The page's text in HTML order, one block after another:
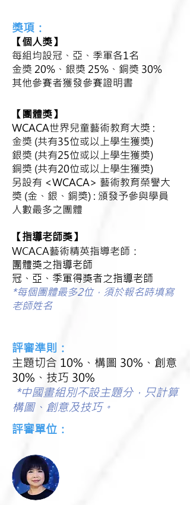
獎項：
【個人獎】
每組均設冠、亞、季軍各1名
金獎 20%、銀獎 25%、銅獎 30%
其他參賽者獲發參賽證明書
【團體獎】
WCACA世界兒童藝術教育大獎 :
金獎 (共有35位或以上學生獲獎)
銀獎 (共有25位或以上學生獲獎)
銅獎 (共有20位或以上學生獲獎)
另設有 <WCACA> 藝術教育榮譽大
獎 (金、銀、銅獎) : 頒發予參與學員
人數最多之團體
【指導老師獎】
WCACA藝術精英指導老師：
團體獎之指導老師
冠、亞、季軍得獎者之指導老師
*每個團體最多2位，須於報名時填寫
老師姓名
評審準則：
主題切合 10%、構圖 30%、創意
30%、技巧 30%
*中國畫組別不設主題分，只計算
構圖、創意及技巧。
評審單位：